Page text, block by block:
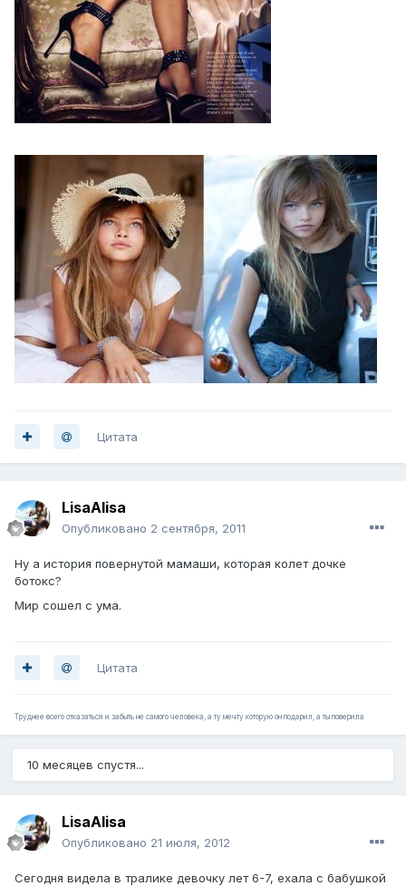
Цитата
LisaAlisa
Опубликовано 2 сентября, 2011
Ну а история повернутой мамаши, которая колет дочке
ботокс?
Мир сошел с ума.
Цитата
Труднее всего отказаться и забыть не самого человека, а ту мечту которую он подарил, а ты поверила
10 месяцев спустя...
LisaAlisa
Опубликовано 21 июля, 2012
Сегодня видела в тралике девочку лет 6-7, ехала с бабушкой